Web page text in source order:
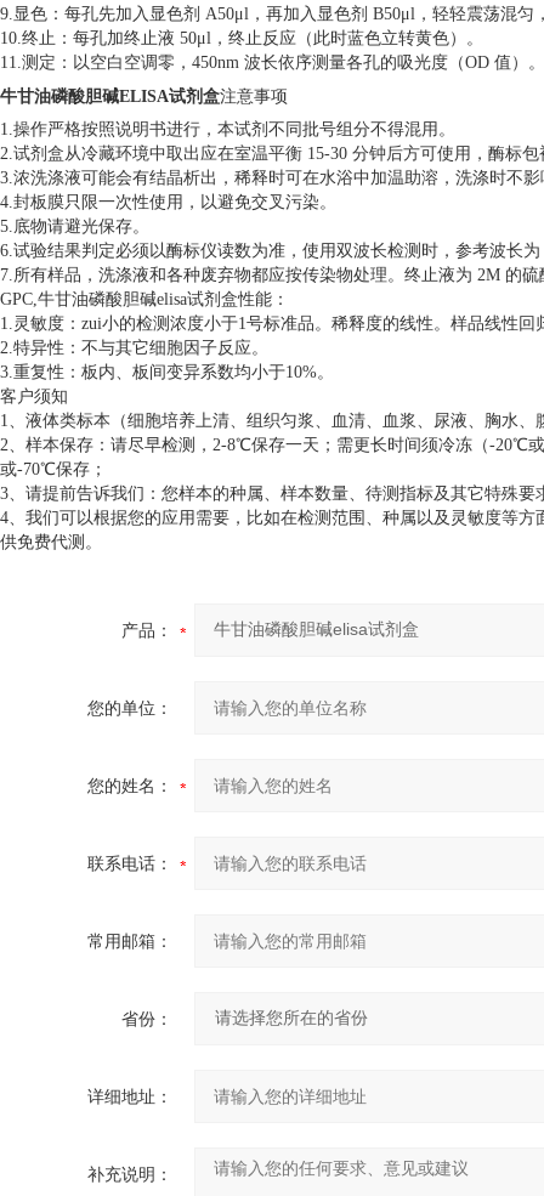
9.显色：每孔先加入显色剂 A50μl，再加入显色剂 B50μl，轻轻震荡混匀
10.终止：每孔加终止液 50μl，终止反应（此时蓝色立转黄色）。
11.测定：以空白空调零，450nm 波长依序测量各孔的吸光度（OD 值）
牛甘油磷酸胆碱ELISA试剂盒注意事项
1.操作严格按照说明书进行，本试剂不同批号组分不得混用。
2.试剂盒从冷藏环境中取出应在室温平衡 15-30 分钟后方可使用，酶标
3.浓洗涤液可能会有结晶析出，稀释时可在水浴中加温助溶，洗涤时不
4.封板膜只限一次性使用，以避免交叉污染。
5.底物请避光保存。
6.试验结果判定必须以酶标仪读数为准，使用双波长检测时，参考波长为
7.所有样品，洗涤液和各种废弃物都应按传染物处理。终止液为 2M 的
GPC,牛甘油磷酸胆碱elisa试剂盒性能：
1.灵敏度：zui小的检测浓度小于1号标准品。稀释度的线性。样品线性回
2.特异性：不与其它细胞因子反应。
3.重复性：板内、板间变异系数均小于10%。
客户须知
1、液体类标本（细胞培养上清、组织匀浆、血清、血浆、尿液、胸水、
2、样本保存：请尽早检测，2-8℃保存一天；需更长时间须冷冻（-
或-70℃保存；
3、请提前告诉我们：您样本的种属、样本数量、待测指标及其它特殊要
4、我们可以根据您的应用需要，比如在检测范围、种属以及灵敏度等
供免费代测。
产品：
您的单位：
您的姓名：
联系电话：
常用邮箱：
省份：
详细地址：
补充说明：